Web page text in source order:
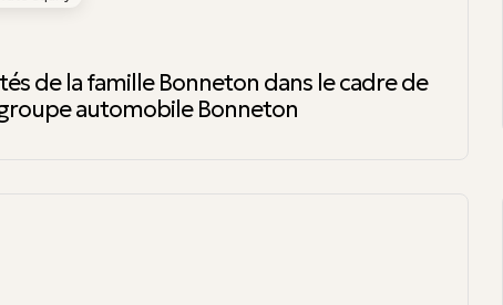
de la famille Bonneton dans le cadre de
automobile Bonneton